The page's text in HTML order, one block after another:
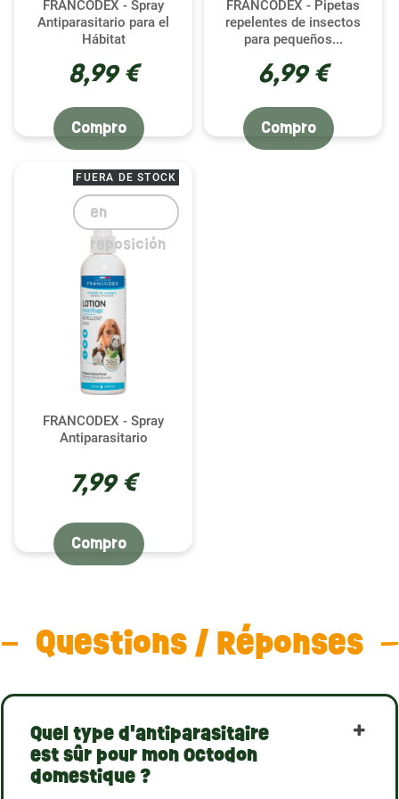
antiparasitarios de calidad.
FRANCODEX - Spray
Antiparasitario para el
Hábitat
8,99 €
Compro
FRANCODEX - Pipetas
repelentes de insectos
para pequeños...
6,99 €
Compro
FRANCODEX - Spray
Antiparasitario
7,99 €
FUERA DE STOCK
en
reposición
Compro
Questions / Réponses
Quel type d'antiparasitaire
est sûr pour mon Octodon
domestique ?